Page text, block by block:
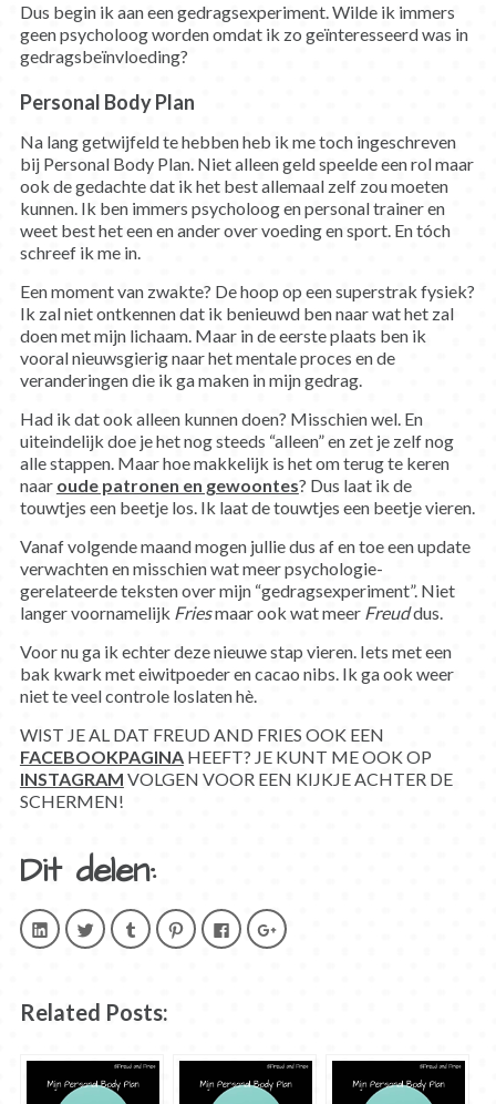
Dus begin ik aan een gedragsexperiment. Wilde ik immers
geen psycholoog worden omdat ik zo geïnteresseerd was in
gedragsbeïnvloeding?
Personal Body Plan
Na lang getwijfeld te hebben heb ik me toch ingeschreven
bij Personal Body Plan. Niet alleen geld speelde een rol maar
ook de gedachte dat ik het best allemaal zelf zou moeten
kunnen. Ik ben immers psycholoog en personal trainer en
weet best het een en ander over voeding en sport. En tóch
schreef ik me in.
Een moment van zwakte? De hoop op een superstrak fysiek?
Ik zal niet ontkennen dat ik benieuwd ben naar wat het zal
doen met mijn lichaam. Maar in de eerste plaats ben ik
vooral nieuwsgierig naar het mentale proces en de
veranderingen die ik ga maken in mijn gedrag.
Had ik dat ook alleen kunnen doen? Misschien wel. En
uiteindelijk doe je het nog steeds “alleen” en zet je zelf nog
alle stappen. Maar hoe makkelijk is het om terug te keren
naar oude patronen en gewoontes? Dus laat ik de
touwtjes een beetje los. Ik laat de touwtjes een beetje vieren.
Vanaf volgende maand mogen jullie dus af en toe een update
verwachten en misschien wat meer psychologie-
gerelateerde teksten over mijn “gedragsexperiment”. Niet
langer voornamelijk Friesmaar ook wat meer Freuddus.
Voor nu ga ik echter deze nieuwe stap vieren. Iets met een
bak kwark met eiwitpoeder en cacao nibs. Ik ga ook weer
niet te veel controle loslaten hè.
WIST JE AL DAT FREUD AND FRIES OOK EEN
FACEBOOKPAGINAHEEFT? JE KUNT ME OOK OP
INSTAGRAM VOLGEN VOOR EEN KIJKJE ACHTER DE
SCHERMEN!
Dit delen:
Klik
om
op
(Wordt
in
venster
Klik
om
te
(Wordt
in
venster
geopend)
Klik
om
op
(Wordt
in
venster
geopend)
Klik
om
op
venster
Klik
om
te
venster
geopend)
Klik
om
op
venster
geopend)
Related Posts: